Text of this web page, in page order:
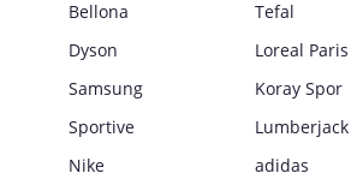
Bellona
Tefal
Dyson
Loreal Paris
Samsung
Koray Spor
Sportive
Lumberjack
Nike
adidas